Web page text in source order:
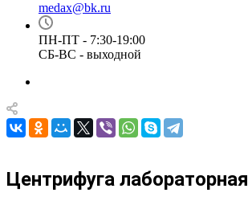
medax@bk.ru
ПН-ПТ - 7:30-19:00
СБ-ВС - выходной
Центрифуга лабораторная